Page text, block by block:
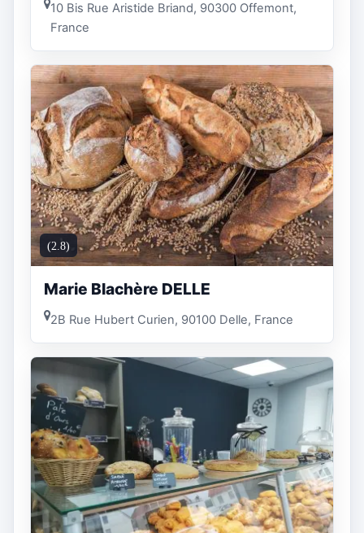
10 Bis Rue Aristide Briand, 90300 Offemont,
France
(2.8)
Marie Blachère DELLE
2B Rue Hubert Curien, 90100 Delle, France